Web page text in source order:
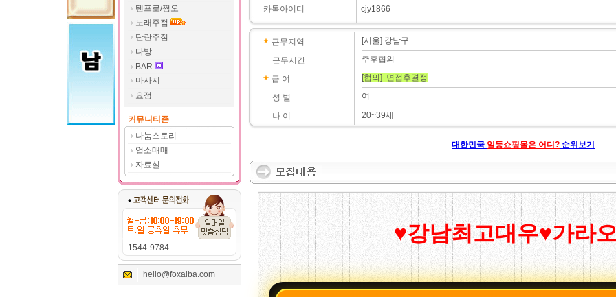
텐프로/쩜오
노래주점
단란주점
다방
BAR
마사지
요정
커뮤니티존
나눔스토리
업소매매
자료실
1544-9784
hello@foxalba.com
카톡아이디
cjy1866
근무지역
근무시간
급 여
성 별
나 이
[서울] 강남구
추후협의
[협의] 면접후결정
여
20~39세
대한민국 일등쇼핑몰은 어디? 순위보기
♥강남최고대우♥가라